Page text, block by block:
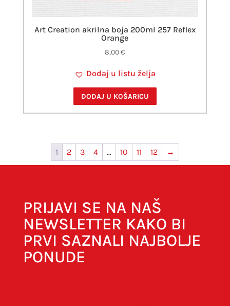
Art Creation akrilna boja 200ml 257 Reflex
Orange
8,00€
Dodaj u listu želja
DODAJ U KOŠARICU
1 2 3 4 … 10 11 12 →
PRIJAVI SE NA NAŠ
NEWSLETTER KAKO BI
PRVI SAZNALI NAJBOLJE
PONUDE